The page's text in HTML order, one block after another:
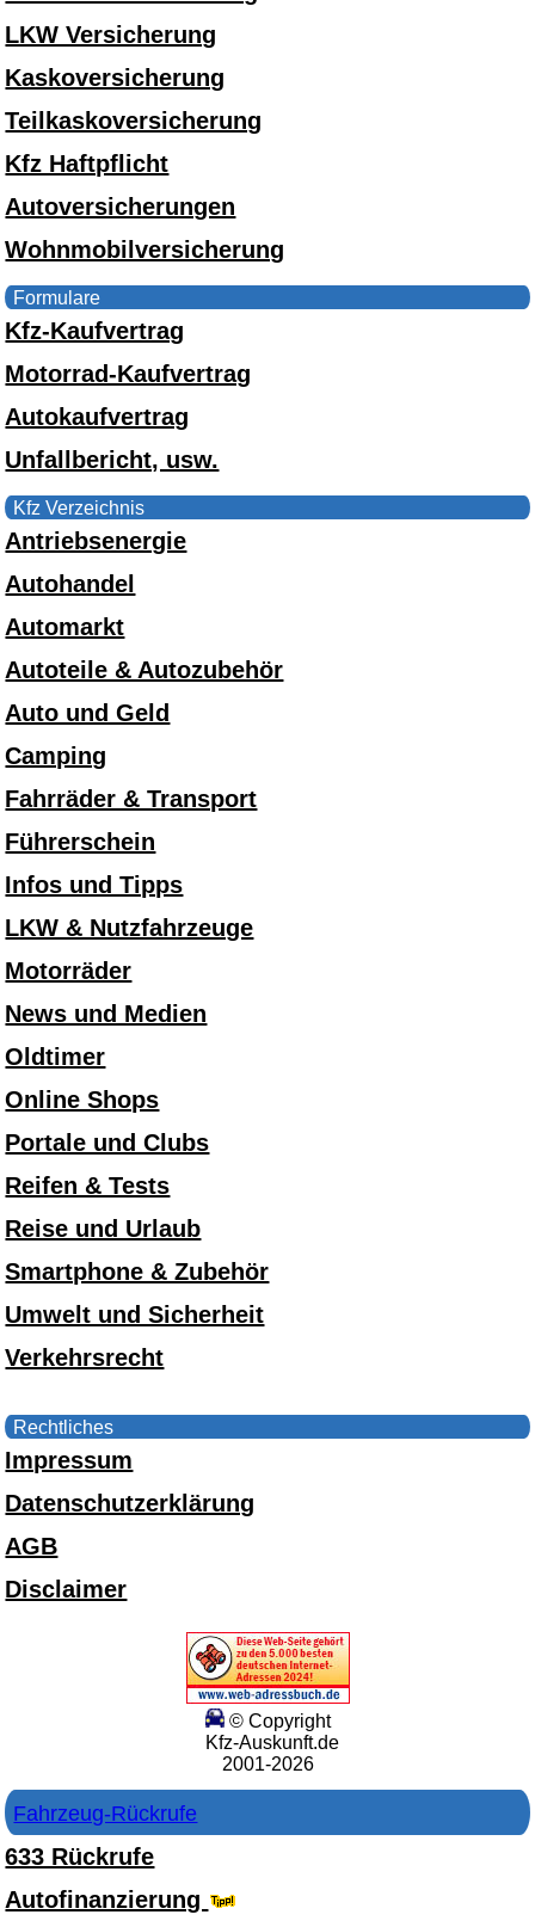
LKW Versicherung
Kaskoversicherung
Teilkaskoversicherung
Kfz Haftpflicht
Autoversicherungen
Wohnmobilversicherung
Formulare
Kfz-Kaufvertrag
Motorrad-Kaufvertrag
Autokaufvertrag
Unfallbericht, usw.
Kfz Verzeichnis
Antriebsenergie
Autohandel
Automarkt
Autoteile & Autozubehör
Auto und Geld
Camping
Fahrräder & Transport
Führerschein
Infos und Tipps
LKW & Nutzfahrzeuge
Motorräder
News und Medien
Oldtimer
Online Shops
Portale und Clubs
Reifen & Tests
Reise und Urlaub
Smartphone & Zubehör
Umwelt und Sicherheit
Verkehrsrecht
Rechtliches
Impressum
Datenschutzerklärung
AGB
Disclaimer
© Copyright
Kfz-Auskunft.de
2001-2026
Fahrzeug-Rückrufe
633 Rückrufe
Autofinanzierung